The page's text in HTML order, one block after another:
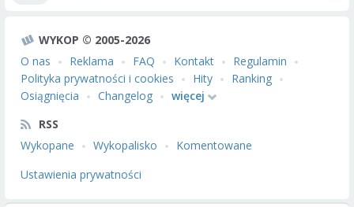
WYKOP © 2005-2026
O nas
Reklama FAQ Kontakt
Regulamin
Polityka prywatności i cookies
Hity
Ranking
Osiągnięcia
Changelog
więcej
RSS
Wykopane
Wykopalisko
Komentowane
Ustawienia prywatności